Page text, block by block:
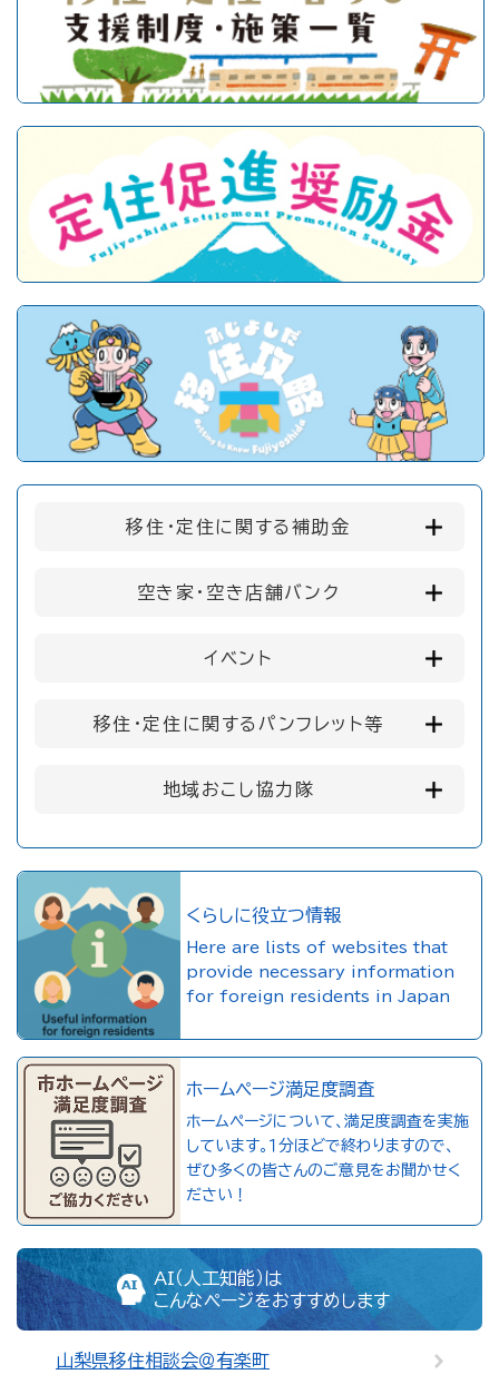
移住・定住に関する補助金
空き家・空き店舗バンク
イベント
移住・定住に関するパンフレット等
地域おこし協力隊
くらしに役立つ情報
Here are lists of websites that
provide necessary information
for foreign residents in Japan
ホームページ満足度調査
ホームページについて、満足度調査を実施
しています。１分ほどで終わりますので、
ぜひ多くの皆さんのご意見をお聞かせく
ださい！
AI（人工知能）は
こんなページをおすすめします
山梨県移住相談会＠有楽町